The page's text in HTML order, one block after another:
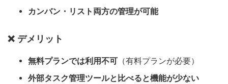
カンバン・リスト両方の管理が可能
❌ デメリット
無料プランでは利用不可 （有料プランが必要）
外部タスク管理ツールと比べると機能が少ない